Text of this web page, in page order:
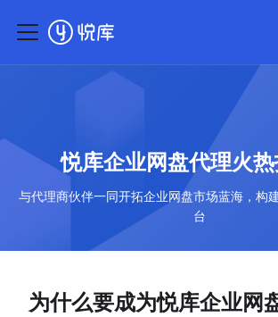
悦库企业网盘代理火
与代理商伙伴一同开拓企业网盘市场蓝海，构
台
为什么要成为悦库企业网